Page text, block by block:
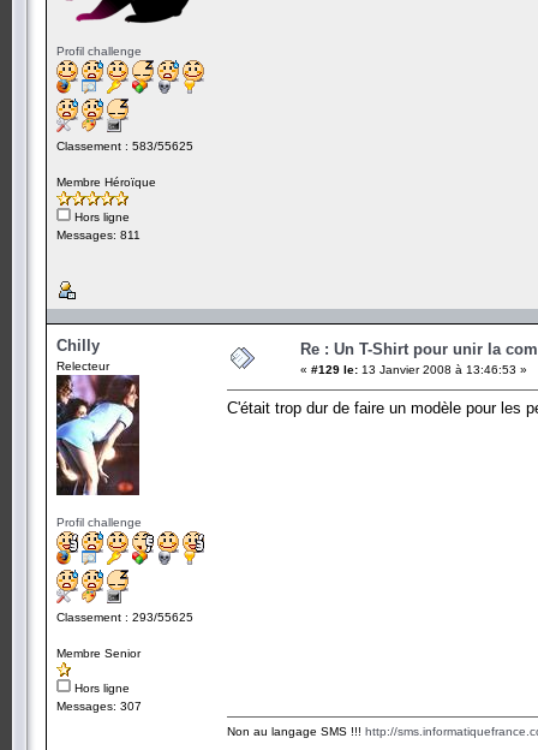
Profil challenge
Classement : 583/55625
Membre Héroïque
Hors ligne
Messages: 811
Chilly
Relecteur
Profil challenge
Classement : 293/55625
Membre Senior
Hors ligne
Messages: 307
Re : Un T-Shirt pour unir la
« #129 le: 13 Janvier 2008 à 13:46:53 »
C'était trop dur de faire un modèle pour les
Non au langage SMS !!! http://